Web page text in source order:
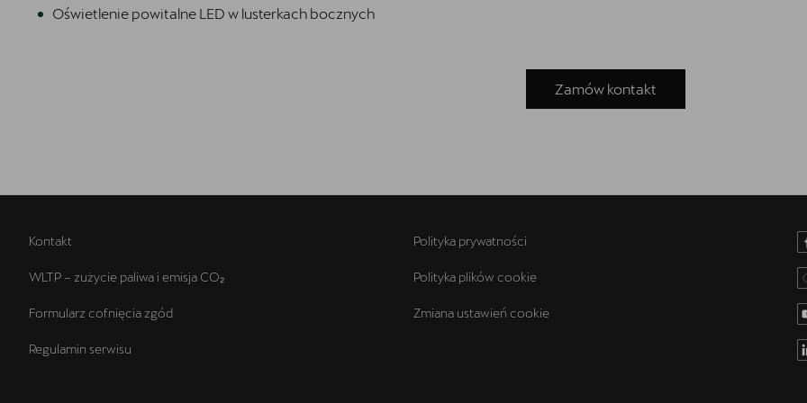
Oświetlenie powitalne LED w lusterkach bocznych
Zamów kontakt
Kontakt
WLTP – zużycie paliwa i emisja CO₂
Formularz cofnięcia zgód
Regulamin serwisu
Polityka prywatności
Polityka plików cookie
Zmiana ustawień cookie